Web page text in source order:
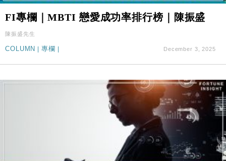
FI專欄｜MBTI 戀愛成功率排行榜｜陳振盛
陳振盛先生
COLUMN | 專欄 | December 3, 2025